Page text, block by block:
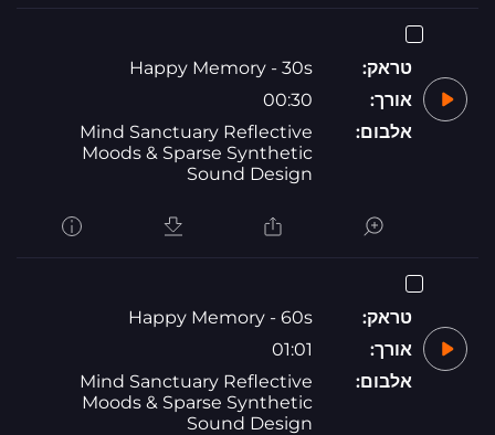
טראק:
Happy Memory - 30s
אורך:
00:30
אלבום:
Mind Sanctuary Reflective
Moods & Sparse Synthetic
Sound Design
טראק:
Happy Memory - 60s
אורך:
01:01
אלבום:
Mind Sanctuary Reflective
Moods & Sparse Synthetic
Sound Design